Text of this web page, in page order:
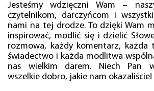
Jesteśmy wdzięczni Wam –
czytelnikom, darczyńcom i
nami na tej drodze. To dzięki Wam
inspirować, modlić się i dzielić
rozmowa, każdy komentarz, każda
świadectwo i każda modlitwa
nas wielkim darem. Niech Pan
wszelkie dobro, jakie nam okazaliście!